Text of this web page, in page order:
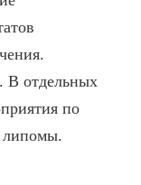
В отдельных
по
липомы.